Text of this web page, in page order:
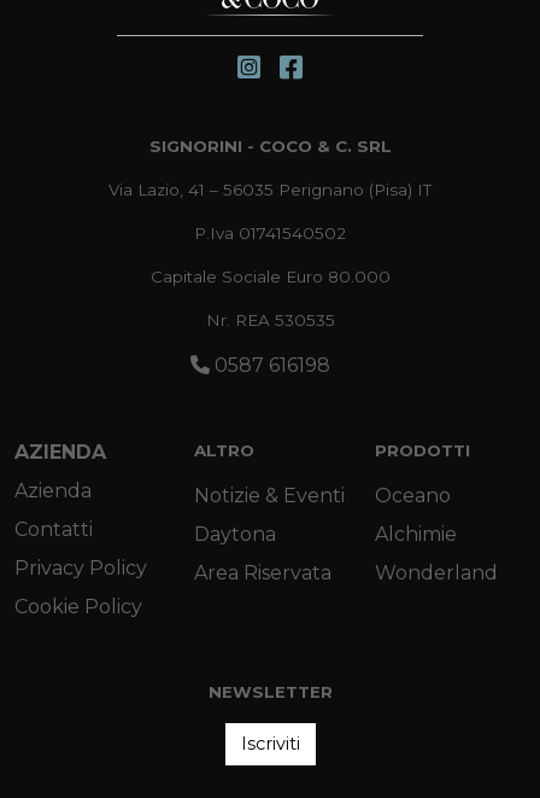
SIGNORINI - COCO & C. SRL
Via Lazio, 41 – 56035 Perignano (Pisa) IT
P.Iva 01741540502
Capitale Sociale Euro 80.000
Nr. REA 530535
0587 616198
AZIENDA
Azienda
Contatti
Privacy Policy
Cookie Policy
ALTRO
Notizie & Eventi
Daytona
Area Riservata
PRODOTTI
Oceano
Alchimie
Wonderland
NEWSLETTER
Iscriviti